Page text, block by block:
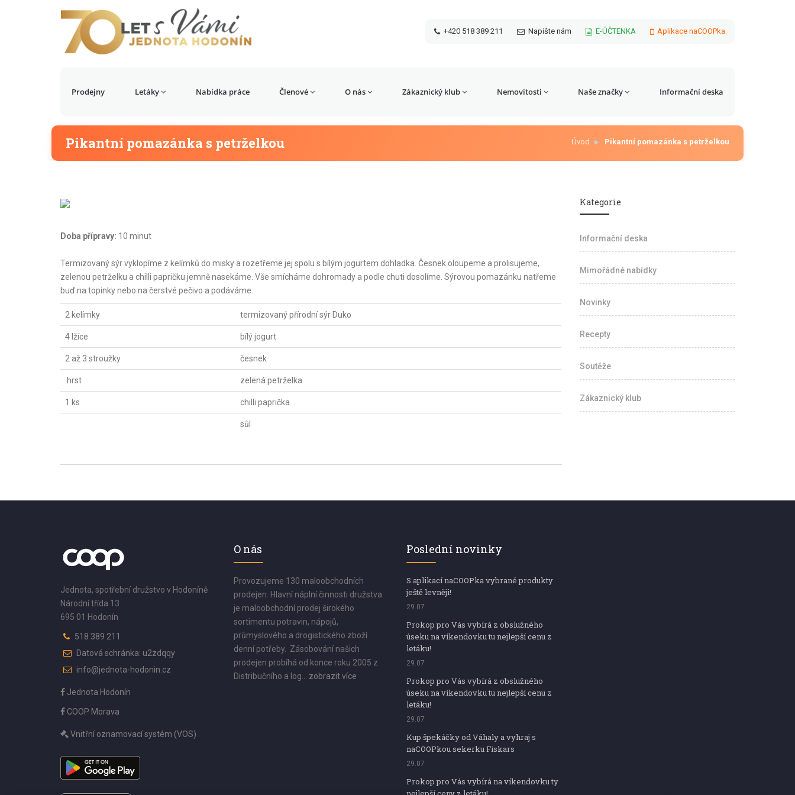
+420 518 389 211 Napište nám E-ÚČTENKA Aplikace naCOOPka
Prodejny Letáky Nabídka práce Členové O nás Zákaznický klub Nemovitosti Naše značky Informační deska
Pikantní pomazánka s petrželkou Úvod Pikantní pomazánka s petrželkou
Doba přípravy: 10 minut
Termizovaný sýr vyklopíme z kelímků do misky a rozetřeme jej spolu s bílým jogurtem dohladka. Česnek oloupeme a prolisujeme,
zelenou petrželku a chilli papričku jemně nasekáme. Vše smícháme dohromady a podle chuti dosolíme. Sýrovou pomazánku natřeme
buď na topinky nebo na čerstvé pečivo a podáváme.
2 kelímky termizovaný přírodní sýr Duko
4 lžíce bílý jogurt
2 až 3 stroužky česnek
hrst zelená petrželka
1 ks chilli paprička
sůl
Kategorie
Informační deska
Mimořádné nabídky
Novinky
Recepty
Soutěže
Zákaznický klub
Jednota, spotřební družstvo v Hodoníně
Národní třída 13
695 01 Hodonín
518 389 211
Datová schránka: u2zdqqy
info@jednota-hodonin.cz
Jednota Hodonín
COOP Morava
Vnitřní oznamovací systém (VOS)
O nás
Provozujeme 130 maloobchodních
prodejen. Hlavní náplní činnosti družstva
je maloobchodní prodej širokého
sortimentu potravin, nápojů,
průmyslového a drogistického zboží
denní potřeby. Zásobování našich
prodejen probíhá od konce roku 2005 z
Distribučního a log... zobrazit více
Poslední novinky
S aplikací naCOOPka vybrané produkty
ještě levněji!
29.07
Prokop pro Vás vybírá z obslužného
úseku na víkendovku tu nejlepší cenu z
letáku!
29.07
Prokop pro Vás vybírá z obslužného
úseku na víkendovku tu nejlepší cenu z
letáku!
29.07
Kup špekáčky od Váhaly a vyhraj s
naCOOPkou sekerku Fiskars
29.07
Prokop pro Vás vybírá na víkendovku ty